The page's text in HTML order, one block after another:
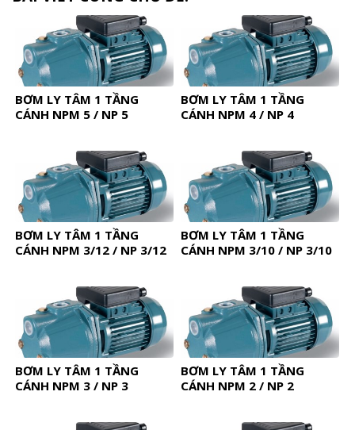
BƠM LY TÂM 1 TẦNG
CÁNH NPM 5 / NP 5
BƠM LY TÂM 1 TẦNG
CÁNH NPM 4 / NP 4
BƠM LY TÂM 1 TẦNG
CÁNH NPM 3/12 / NP 3/12
BƠM LY TÂM 1 TẦNG
CÁNH NPM 3/10 / NP 3/10
BƠM LY TÂM 1 TẦNG
CÁNH NPM 3 / NP 3
BƠM LY TÂM 1 TẦNG
CÁNH NPM 2 / NP 2